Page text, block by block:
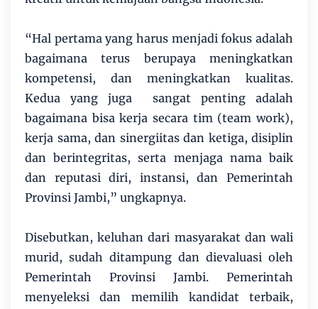
“Hal pertama yang harus menjadi fokus adalah
bagaimana terus berupaya meningkatkan
kompetensi, dan meningkatkan kualitas.
Kedua yang juga sangat penting adalah
bagaimana bisa kerja secara tim (team work),
kerja sama, dan sinergiitas dan ketiga, disiplin
dan berintegritas, serta menjaga nama baik
dan reputasi diri, instansi, dan Pemerintah
Provinsi Jambi,” ungkapnya.
Disebutkan, keluhan dari masyarakat dan wali
murid, sudah ditampung dan dievaluasi oleh
Pemerintah Provinsi Jambi. Pemerintah
menyeleksi dan memilih kandidat terbaik,